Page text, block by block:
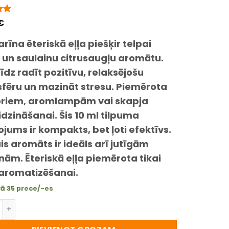
ēteriskā eļļa piešķir telpai
saulainu citrusaugļu aromātu.
radīt pozitīvu, relaksējošu
un mazināt stresu. Piemērota
aromlampām vai skapja
Šis 10 ml tilpuma
ir kompakts, bet ļoti efektīvs.
aromāts ir ideāls arī jutīgām
Ēteriskā eļļa piemērota tikai
35 prece/-es
ēteriskā aromātiskā eļļa 10 ml – svaigs un salds